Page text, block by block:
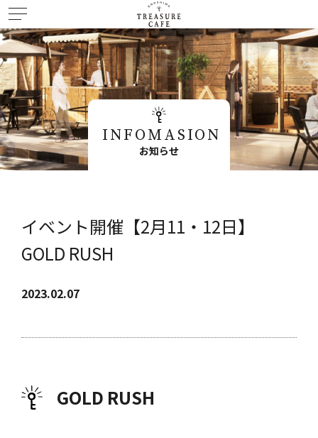
INFOMASION
お知らせ
イベント開催【2月11・12日】
GOLD RUSH
2023.02.07
GOLD RUSH